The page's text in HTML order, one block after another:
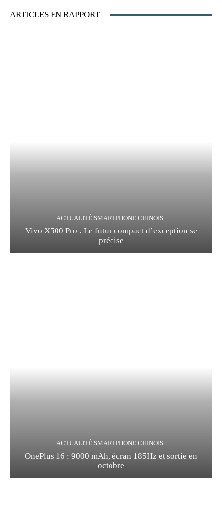
ARTICLES EN RAPPORT
ACTUALITÉ SMARTPHONE CHINOIS
Vivo X500 Pro : Le futur compact d’exception se
précise
ACTUALITÉ SMARTPHONE CHINOIS
OnePlus 16 : 9000 mAh, écran 185Hz et sortie en
octobre